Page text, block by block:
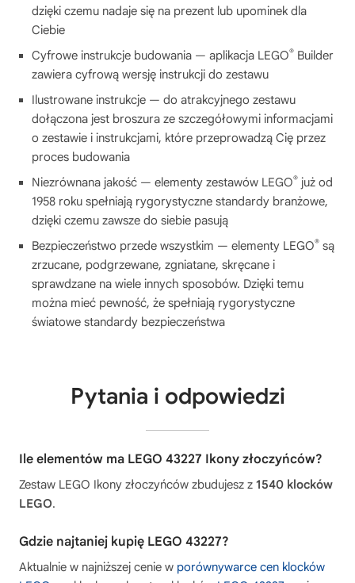
dzięki czemu nadaje się na prezent lub upominek dla
Ciebie
Cyfrowe instrukcje budowania — aplikacja LEGO® Builder
zawiera cyfrową wersję instrukcji do zestawu
Ilustrowane instrukcje — do atrakcyjnego zestawu
dołączona jest broszura ze szczegółowymi informacjami
o zestawie i instrukcjami, które przeprowadzą Cię przez
proces budowania
Niezrównana jakość — elementy zestawów LEGO® już od
1958 roku spełniają rygorystyczne standardy branżowe,
dzięki czemu zawsze do siebie pasują
Bezpieczeństwo przede wszystkim — elementy LEGO® są
zrzucane, podgrzewane, zgniatane, skręcane i
sprawdzane na wiele innych sposobów. Dzięki temu
można mieć pewność, że spełniają rygorystyczne
światowe standardy bezpieczeństwa
Pytania i odpowiedzi
Ile elementów ma LEGO 43227 Ikony złoczyńców?
Zestaw LEGO Ikony złoczyńców zbudujesz z 1540 klocków
LEGO.
Gdzie najtaniej kupię LEGO 43227?
Aktualnie w najniższej cenie w porównywarce cen klocków